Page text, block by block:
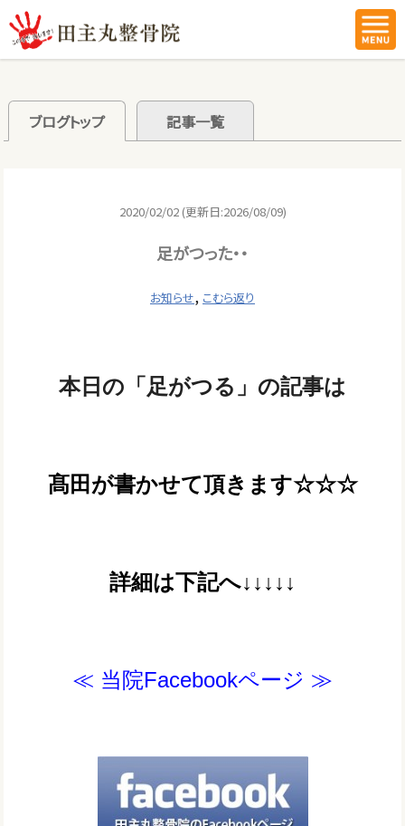
ブログトップ 記事一覧
2020/02/02 (更新日:2026/08/09)
足がつった・・
お知らせ, こむら返り
本日の「足がつる」の記事は
髙田が書かせて頂きます☆☆☆
詳細は下記へ↓↓↓↓↓
≪ 当院Facebookページ ≫